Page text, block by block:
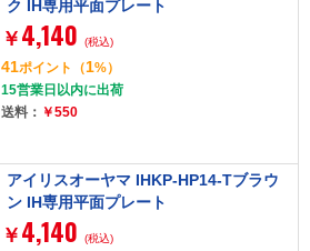
ク IH専用平面プレート
￥ 4,140 (税込)
41ポイント （1%）
15営業日以内に出荷
送料： ￥550
アイリスオーヤマ IHKP-HP14-Tブラウ
ン IH専用平面プレート
￥ 4,140 (税込)